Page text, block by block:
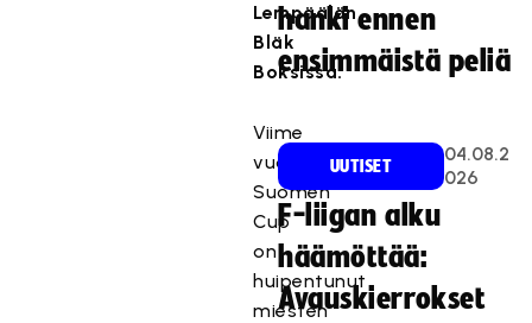
Lempäälän
Bläk
Boksissa.
Viime
vuosina
Suomen
Cup
on
huipentunut
miesten
hanki ennen
ensimmäistä peliä
UUTISET
04.08.2
026
F-liigan alku
häämöttää:
Avauskierrokset